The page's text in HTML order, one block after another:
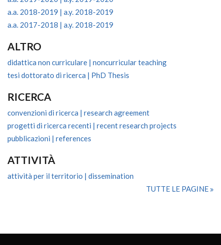
a.a. 2018-2019 | a.y. 2018-2019
a.a. 2017-2018 | a.y. 2018-2019
ALTRO
didattica non curriculare | noncurricular teaching
tesi dottorato di ricerca | PhD Thesis
RICERCA
convenzioni di ricerca | research agreement
progetti di ricerca recenti | recent research projects
pubblicazioni | references
ATTIVITÀ
attività per il territorio | dissemination
TUTTE LE PAGINE